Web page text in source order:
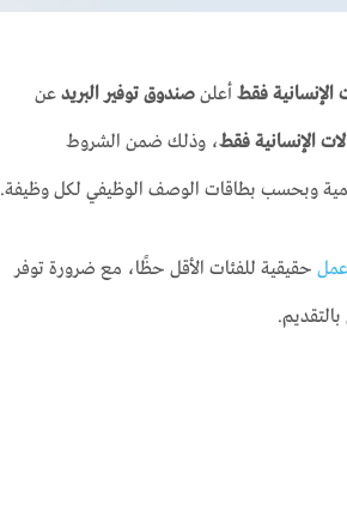
فقطأعلن صندوق توفير البريدعن
الإنسانية فقط، وذلك ضمن الشروط
وبحسب بطاقات الوصف الوظيفي لكل وظيفة.
حقيقية للفئات الأقل حظًا، مع ضرورة توفر